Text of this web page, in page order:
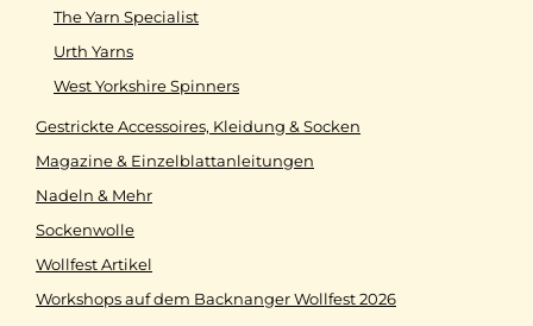
The Yarn Specialist
Urth Yarns
West Yorkshire Spinners
Gestrickte Accessoires, Kleidung & Socken
Magazine & Einzelblattanleitungen
Nadeln & Mehr
Sockenwolle
Wollfest Artikel
Workshops auf dem Backnanger Wollfest 2026